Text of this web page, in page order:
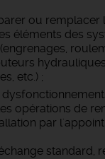
ou remplacer
éléments des
etc.) ;
opérations de
par
standard,